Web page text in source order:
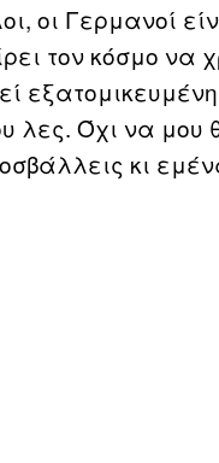
οι Γερμανοί
τον κόσμο να
Όχι να μου
κι